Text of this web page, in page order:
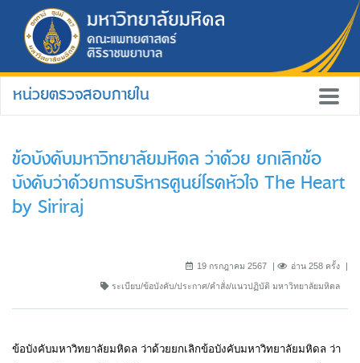
หน่วยตรวจสอบภายใน
ข้อบังคับมหาวิทยาลัยมหิดล ว่าด้วย ยกเลิกข้อ
บังคับว่าด้วยการบริหารศูนย์โรคหัวใจ The Heart
by Siriraj
19 กรกฎาคม 2567 อ่าน 258 ครั้ง
ระเบียบ/ข้อบังคับ/ประกาศ/คำสั่ง/แนวปฏิบัติ มหาวิทยาลัยมหิดล
ข้อบังคับมหาวิทยาลัยมหิดล ว่าด้วยยกเลิกข้อบังคับมหาวิทยาลัยมหิดล ว่า